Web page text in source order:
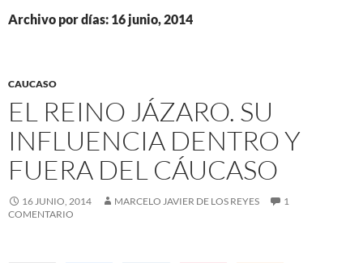
Archivo por días: 16 junio, 2014
CAUCASO
EL REINO JÁZARO. SU
INFLUENCIA DENTRO Y
FUERA DEL CÁUCASO
16 JUNIO, 2014 MARCELO JAVIER DE LOS REYES
1
COMENTARIO